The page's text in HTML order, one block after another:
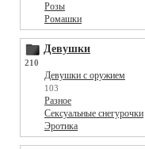
Розы
Ромашки
Девушки
210
Девушки с оружием
103
Разное
Сексуальные снегурочки
Эротика